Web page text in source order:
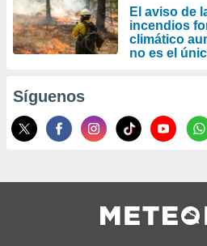
El aviso de
incendios
climático
no es el
Síguenos